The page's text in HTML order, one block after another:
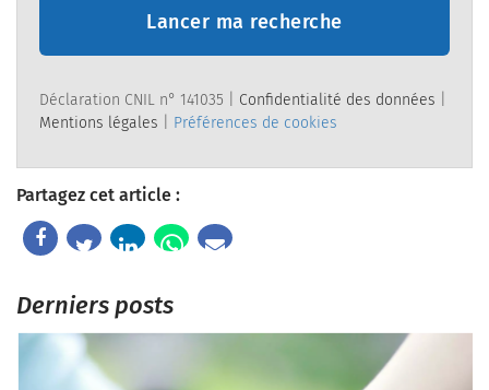
Lancer ma recherche
Déclaration CNIL n° 141035 | Confidentialité des données
Mentions légales
Préférences de cookies
Partagez cet article :
Derniers posts